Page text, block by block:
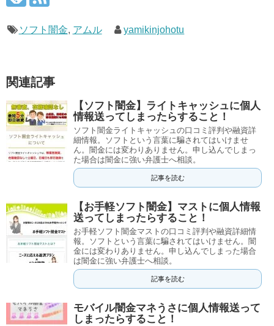
ソフト闇金, アムル yamikinjohotu
関連記事
【ソフト闇金】ライトキャッシュに個人
情報送ってしまったらすること！
ソフト闇金ライトキャッシュの口コミ評判や融資詳
細情報。ソフトという言葉に騙されてはいけませ
ん。闇金には変わりありません。申し込んでしまっ
た場合は闇金に強い弁護士へ相談。
記事を読む
【お手軽ソフト闇金】マストに個人情報
送ってしまったらすること！
お手軽ソフト闇金マストの口コミ評判や融資詳細情
報。ソフトという言葉に騙されてはいけません。闇
金には変わりありません。申し込んでしまった場合
は闇金に強い弁護士へ相談。
記事を読む
モバイル闇金マネうさに個人情報送って
しまったらすること！